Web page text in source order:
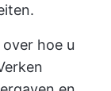
hoe u